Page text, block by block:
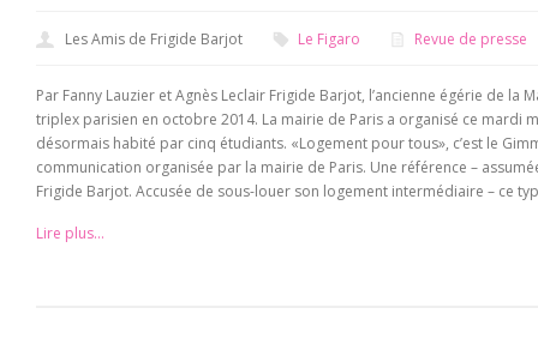
Les Amis de Frigide Barjot Le Figaro Revue de presse
Par Fanny Lauzier et Agnès Leclair Frigide Barjot, l’ancienne égérie de la
triplex parisien en octobre 2014. La mairie de Paris a organisé ce mardi
désormais habité par cinq étudiants. «Logement pour tous», c’est le
communication organisée par la mairie de Paris. Une référence –
Frigide Barjot. Accusée de sous-louer son logement intermédiaire – ce
Lire plus...